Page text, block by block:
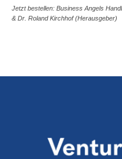
Jetzt bestellen: Business Angels
& Dr. Roland Kirchhof (Herausgeber)